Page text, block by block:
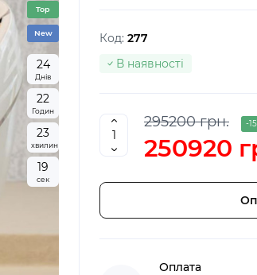
Top
New
24
Днів
22
Годин
23
хвилин
17
сек
Код: 277
В наявності
295200 грн. -
250920
Оплата